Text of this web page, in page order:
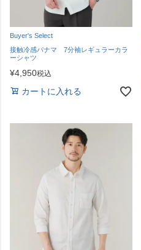
Buyer's Select
接触冷感パナマ 7分袖レギュラーカラ
ーシャツ
¥4,950税込
カートに入れる